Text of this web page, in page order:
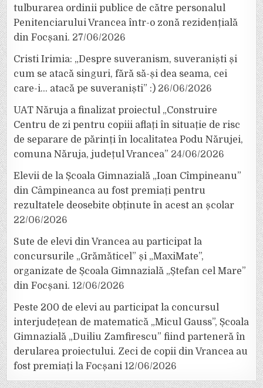
tulburarea ordinii publice de către personalul
Penitenciarului Vrancea într-o zonă rezidențială
din Focșani. 27/06/2026
Cristi Irimia: „Despre suveranism, suveraniști și
cum se atacă singuri, fără să-și dea seama, cei
care-i… atacă pe suveraniști” :) 26/06/2026
UAT Năruja a finalizat proiectul „Construire
Centru de zi pentru copiii aflați în situație de risc
de separare de părinți în localitatea Podu Nărujei,
comuna Năruja, județul Vrancea” 24/06/2026
Elevii de la Școala Gimnazială „Ioan Cîmpineanu”
din Câmpineanca au fost premiați pentru
rezultatele deosebite obținute în acest an școlar
22/06/2026
Sute de elevi din Vrancea au participat la
concursurile „Grămăticel” și „MaxiMate”,
organizate de Școala Gimnazială „Ștefan cel Mare”
din Focșani. 12/06/2026
Peste 200 de elevi au participat la concursul
interjudețean de matematică „Micul Gauss”, Școala
Gimnazială „Duiliu Zamfirescu” fiind parteneră în
derularea proiectului. Zeci de copii din Vrancea au
fost premiați la Focșani 12/06/2026